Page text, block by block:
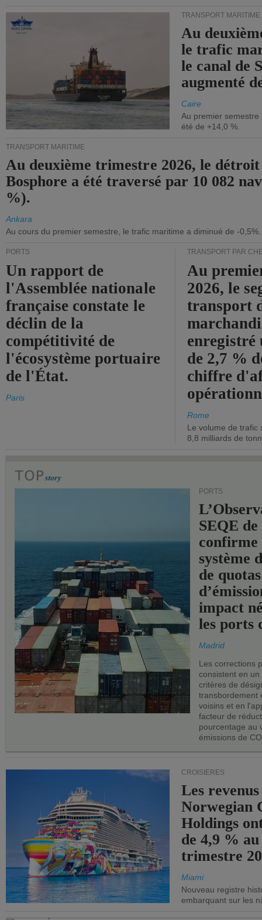
TRANSPORT MARITIME
Au
le trafic
le canal de
augmenté
Caire
Au premier
été de +14,0 %.
TRANSPORT MARITIME
Au deuxième trimestre 2026, le
Bosphore a été traversé par 10 082
%).
Ankara
Au cours du premier semestre, le trafic maritime a diminué de -0,5%.
PORTS
Un rapport de
l'Assemblée nationale
française constate le
déclin de la
compétitivité de
l'écosystème portuaire
de l'État.
Paris
TRANSPORT PAR
Au
2026, le
transport
enregistré
de 2,7 %
chiffre
Rome
Le volume de trafic
8,8 milliards de
PORTS
SEQE de
confirme
système
de quotas
impact
les ports
Madrid
Les corrections
consistent en
critères de
transbordement
voisins et en
facteur de
pourcentage au
émissions de
CROISIÈRES
Les
Norwegian
Holdings
de 4,9 %
trimestre
Miami
Nouveau registre
embarquant sur les